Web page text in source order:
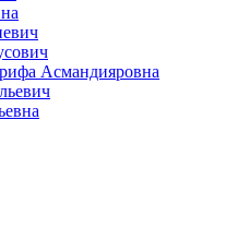
Асмандияровна